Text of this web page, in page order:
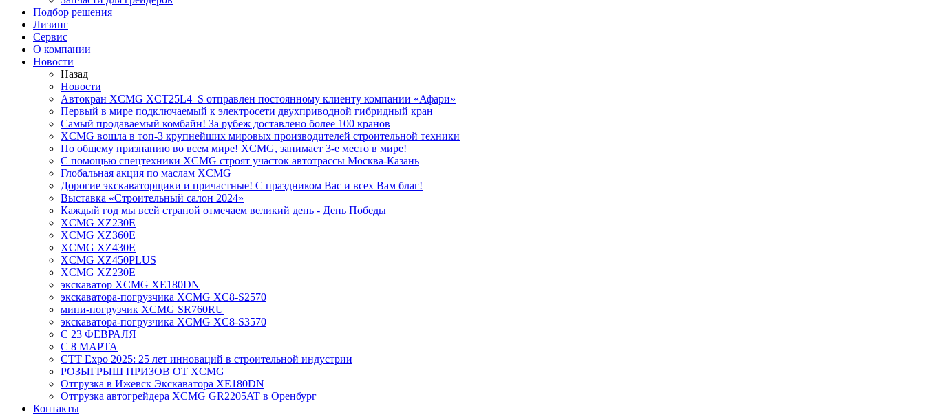
Подбор решения
Лизинг
Сервис
О компании
Новости
Назад
Новости
Автокран XCMG XCT25L4_S отправлен постоянному клиенту компании «Афари»
Первый в мире подключаемый к электросети двухприводной гибридный кран
Самый продаваемый комбайн! За рубеж доставлено более 100 кранов
XCMG вошла в топ-3 крупнейших мировых производителей строительной техники
По общему признанию во всем мире! XCMG, занимает 3-е место в мире!
С помощью спецтехники XCMG строят участок автотрассы Москва-Казань
Глобальная акция по маслам XCMG
Дорогие экскаваторщики и причастные! С праздником Вас и всех Вам благ!
Выставка «Строительный салон 2024»
Каждый год мы всей страной отмечаем великий день - День Победы
XCMG XZ230E
XCMG XZ360E
XCMG XZ430E
XCMG XZ450PLUS
XCMG XZ230E
экскаватор XCMG XE180DN
экскаватора-погрузчика XCMG XC8-S2570
мини-погрузчик XCMG SR760RU
экскаватора-погрузчика XCMG XC8-S3570
С 23 ФЕВРАЛЯ
С 8 МАРТА
CTT Expo 2025: 25 лет инноваций в строительной индустрии
РОЗЫГРЫШ ПРИЗОВ ОТ XCMG
Отгрузка в Ижевск Экскаватора XE180DN
Отгрузка автогрейдера XCMG GR2205AT в Оренбург
Контакты